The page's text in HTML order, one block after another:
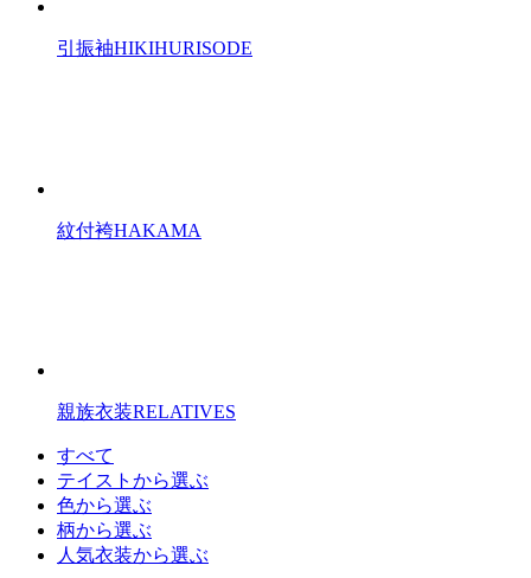
引振袖HIKIHURISODE
紋付袴HAKAMA
親族衣装RELATIVES
すべて
テイストから選ぶ
色から選ぶ
柄から選ぶ
人気衣装から選ぶ